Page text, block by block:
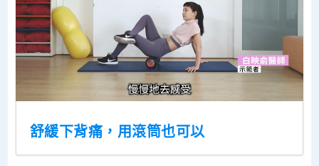
舒緩下背痛，用滾筒也可以